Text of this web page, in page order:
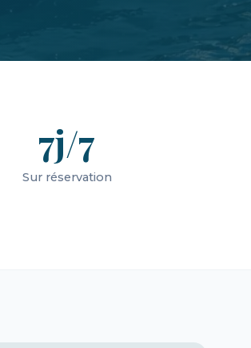
7j/7
Sur réservation